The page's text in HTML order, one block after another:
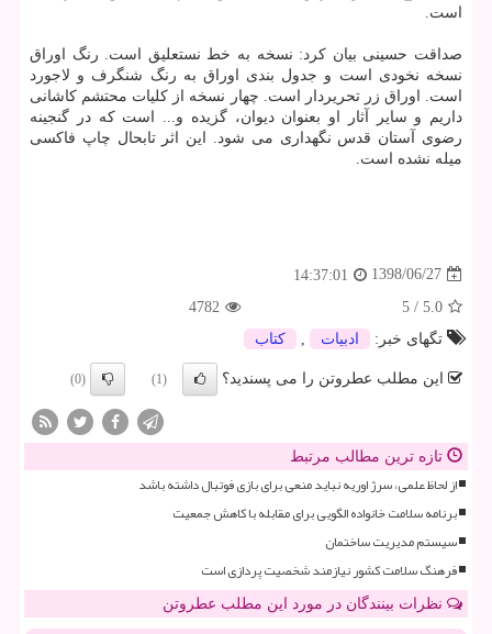
است.
صداقت حسینی بیان كرد: نسخه به خط نستعلیق است. رنگ اوراق
نسخه نخودی است و جدول بندی اوراق به رنگ شنگرف و لاجورد
است. اوراق زر تحریردار است. چهار نسخه از كلیات محتشم كاشانی
داریم و سایر آثار او بعنوان دیوان، گزیده و... است كه در گنجینه
رضوی آستان قدس نگهداری می شود. این اثر تابحال چاپ فاكسی
میله نشده است.
1398/06/27
14:37:01
5.0
/
5
4782
تگهای خبر:
ادبیات كتاب
این مطلب عطروتن را می پسندید؟ (1)
(0)
تازه ترین مطالب مرتبط
از لحاظ علمی، سرژ اوریه نباید منعی برای بازی فوتبال داشته باشد
برنامه سلامت خانواده الگویی برای مقابله با کاهش جمعیت
سیستم مدیریت ساختمان
فرهنگ سلامت کشور نیازمند شخصیت پردازی است
نظرات بینندگان در مورد این مطلب عطروتن